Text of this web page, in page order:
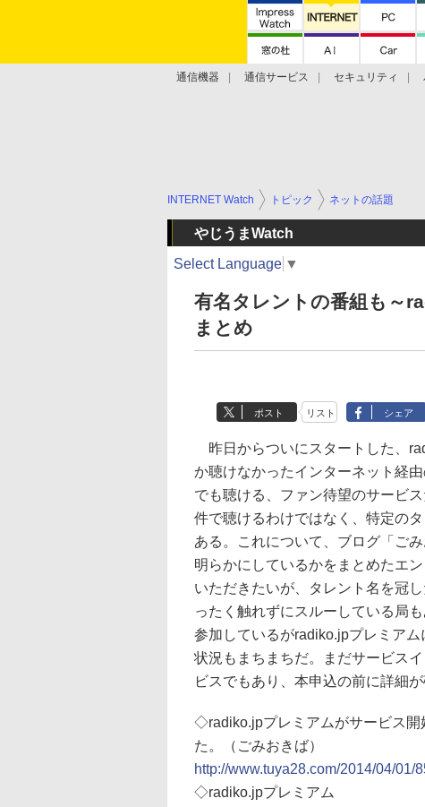
通信機器 通信サービス セキュリティ
INTERNET Watch トピック ネットの話題
やじうまWatch
Select Language ▼
有名タレントの番組も～
まとめ
ポスト リスト シェア
昨日からついにスタートした、
か聴けなかったインターネット経
でも聴ける、ファン待望のサービ
件で聴けるわけではなく、特定の
ある。これについて、ブログ「ご
明らかにしているかをまとめたエ
いただきたいが、タレント名を冠
ったく触れずにスルーしている局
参加しているがradiko.jpプレミア
状況もまちまちだ。まだサービス
ビスでもあり、本申込の前に詳細
◇radiko.jpプレミアムがサービス開
た。（ごみおきば）
http://www.tuya28.com/2014/04/01/
◇radiko.jpプレミアム